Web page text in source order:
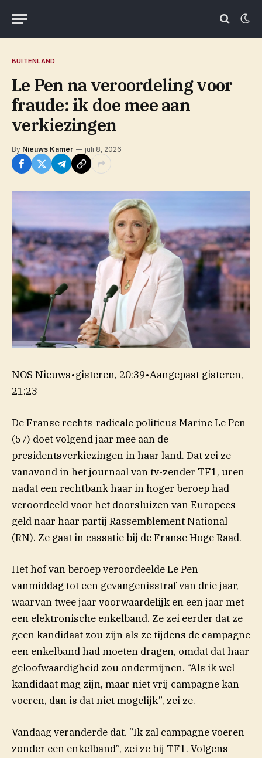
BUITENLAND
Le Pen na veroordeling voor
fraude: ik doe mee aan
verkiezingen
By Nieuws Kamer juli 8, 2026
NOS Nieuws•gisteren, 20:39•Aangepast gisteren,
21:23
De Franse rechts-radicale politicus Marine Le Pen
(57) doet volgend jaar mee aan de
presidentsverkiezingen in haar land. Dat zei ze
vanavond in het journaal van tv-zender TF1, uren
nadat een rechtbank haar in hoger beroep had
veroordeeld voor het doorsluizen van Europees
geld naar haar partij Rassemblement National
(RN). Ze gaat in cassatie bij de Franse Hoge Raad.
Het hof van beroep veroordeelde Le Pen
vanmiddag tot een gevangenisstraf van drie jaar,
waarvan twee jaar voorwaardelijk en een jaar met
een elektronische enkelband. Ze zei eerder dat ze
geen kandidaat zou zijn als ze tijdens de campagne
een enkelband had moeten dragen, omdat dat haar
geloofwaardigheid zou ondermijnen. “Als ik wel
kandidaat mag zijn, maar niet vrij campagne kan
voeren, dan is dat niet mogelijk”, zei ze.
Vandaag veranderde dat. “Ik zal campagne voeren
zonder een enkelband”, zei ze bij TF1. Volgens